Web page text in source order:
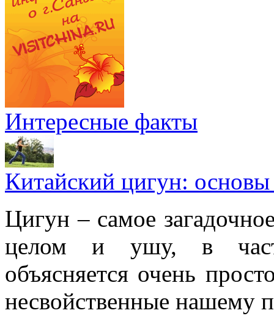
Интересные факты
Китайский цигун:
Цигун – самое
целом и ушу, в
объясняется очень
несвойственные нашему